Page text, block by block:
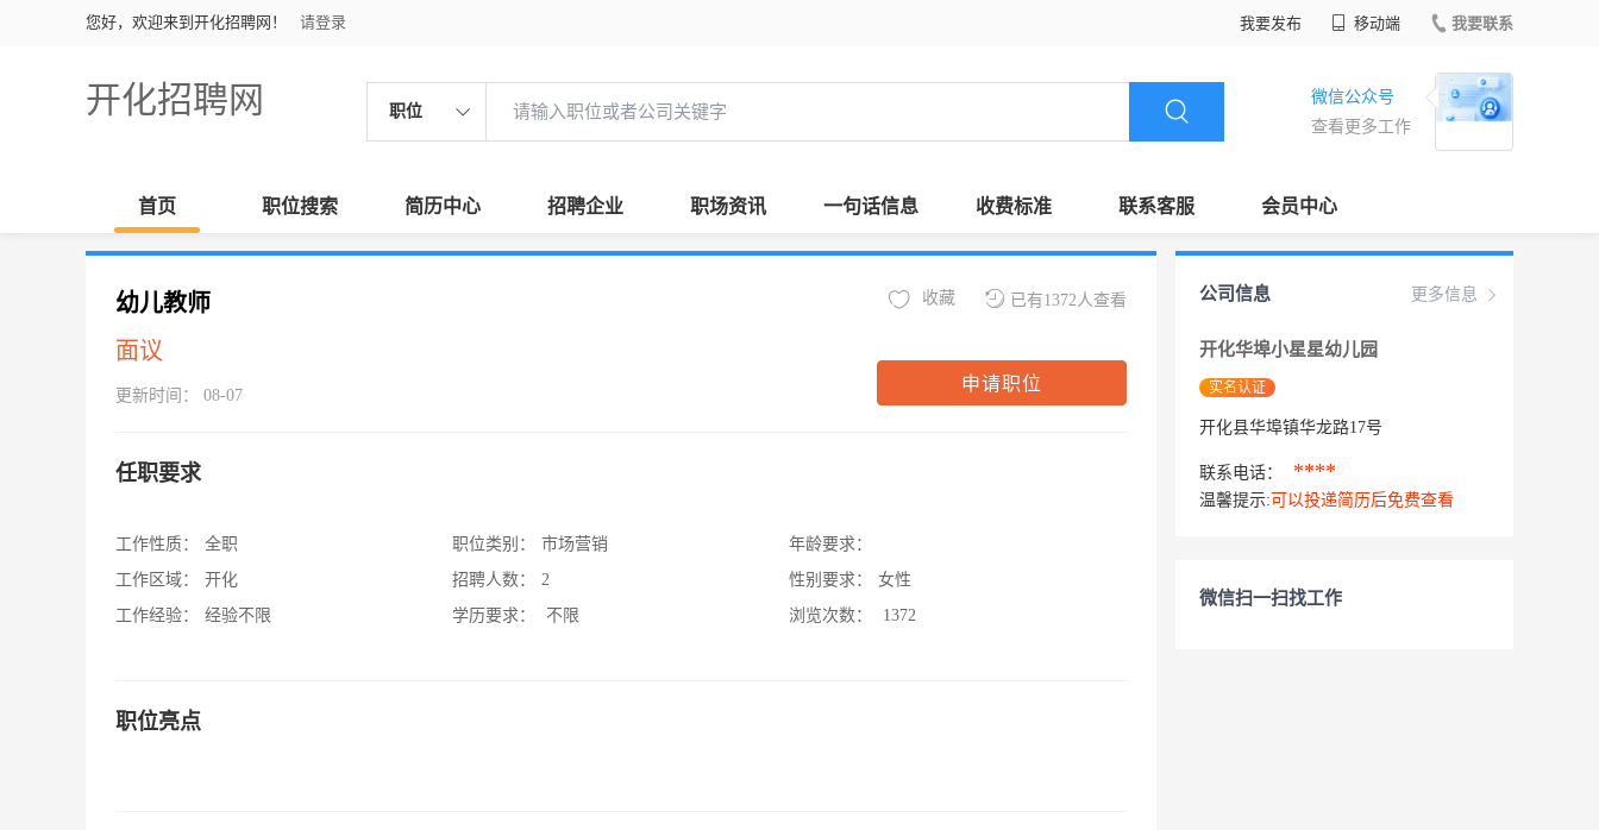
您好，欢迎来到开化招聘网！ 请登录 我要发布 移动端 我要联系
开化招聘网 职位
微信公众号
查看更多工作
首页 职位搜索 简历中心 招聘企业 职场资讯 一句话信息 收费标准 联系客服 会员中心
幼儿教师
面议
更新时间： 08-07
已有1372人查看
收藏
申请职位
任职要求
工作性质：
全职
工作区域：
开化
工作经验：
经验不限
职位类别：
市场营销
招聘人数：
2
学历要求：
不限
年龄要求：
性别要求：
女性
浏览次数：
1372
职位亮点
更多信息
公司信息
开化华埠小星星幼儿园
实名认证
开化县华埠镇华龙路17号
联系电话： ****
温馨提示: 可以投递简历后免费查看
微信扫一扫找工作